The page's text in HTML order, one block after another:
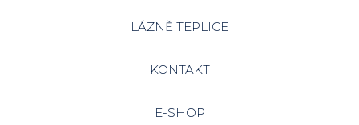
LÁZNĚ TEPLICE
KONTAKT
E-SHOP